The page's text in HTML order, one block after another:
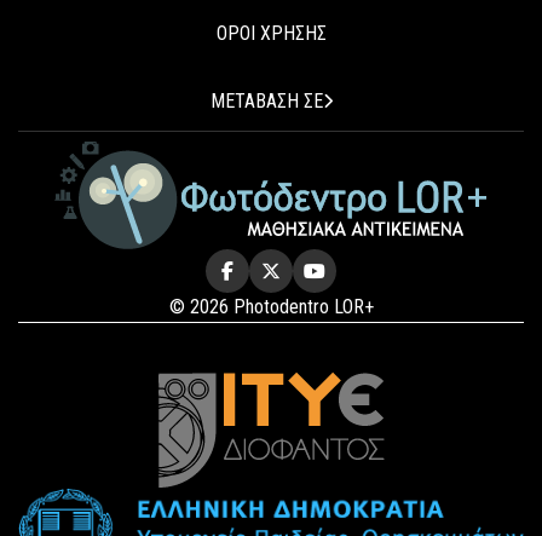
ΟΡΟΙ ΧΡΗΣΗΣ
ΜΕΤΑΒΑΣΗ ΣΕ
© 2026 Photodentro LOR+